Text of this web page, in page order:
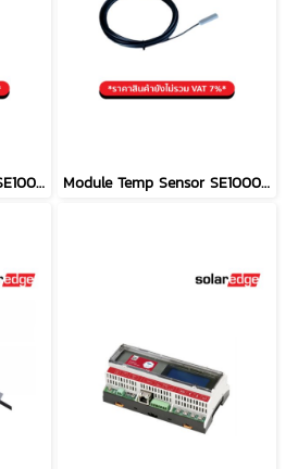
Ambient Temp Sensor SE1000-SEN-TAMB-S2 Module Temp Sensor SE1000-SEN-TMOD-S2